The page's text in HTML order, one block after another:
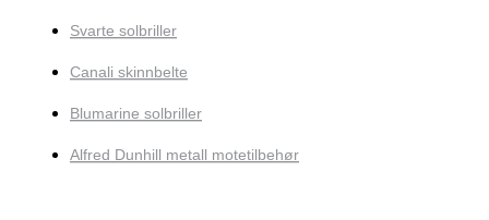
Svarte solbriller
Canali skinnbelte
Blumarine solbriller
Alfred Dunhill metall motetilbehør